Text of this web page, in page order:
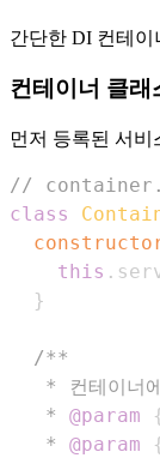
간단한 DI 컨테
컨테이너 클래
먼저 등록된 서
//
class
this .
}
   *
@param
   *
@param